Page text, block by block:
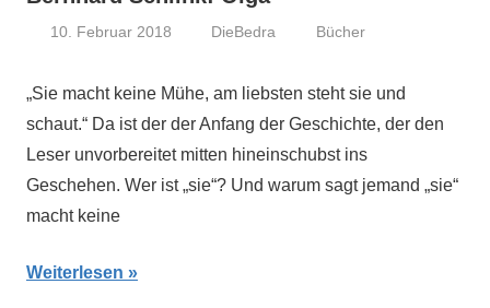
10. Februar 2018 DieBedra Bücher
„Sie macht keine Mühe, am liebsten steht sie und
schaut.“ Da ist der der Anfang der Geschichte, der den
Leser unvorbereitet mitten hineinschubst ins
Geschehen. Wer ist „sie“? Und warum sagt jemand „sie“
macht keine
Weiterlesen